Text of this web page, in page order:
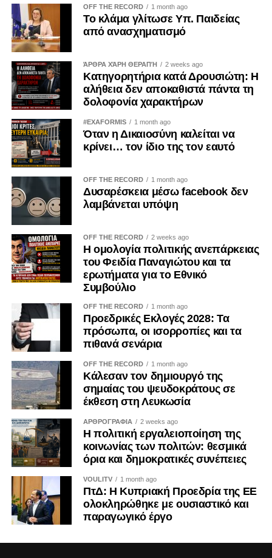
OFF THE RECORD 1 month ago
Το κλάμα γλίτωσε Υπ. Παιδείας
από ανασχηματισμό
ΆΡΘΡΑ ΧΆΡΗ ΘΕΡΑΠΉ 2 weeks ago
Κατηγορητήρια κατά Δρουσιώτη: Η
αλήθεια δεν αποκαθιστά πάντα τη
δολοφονία χαρακτήρων
#EXAFORMIS 1 month ago
Όταν η Δικαιοσύνη καλείται να
κρίνει… τον ίδιο της τον εαυτό
OFF THE RECORD 1 month ago
Δυσαρέσκεια μέσω facebook δεν
λαμβάνεται υπόψη
OFF THE RECORD 2 weeks ago
Η ομολογία πολιτικής ανεπάρκειας
του Φειδία Παναγιώτου και τα
ερωτήματα για το Εθνικό
Συμβούλιο
OFF THE RECORD 1 month ago
Προεδρικές Εκλογές 2028: Τα
πρόσωπα, οι ισορροπίες και τα
πιθανά σενάρια
OFF THE RECORD 1 month ago
Κάλεσαν τον δημιουργό της
σημαίας του ψευδοκράτους σε
έκθεση στη Λευκωσία
ΑΡΘΡΟΓΡΑΦΙΑ 2 weeks ago
Η πολιτική εργαλειοποίηση της
κοινωνίας των πολιτών: θεσμικά
όρια και δημοκρατικές συνέπειες
VOULITV 1 month ago
ΠτΔ: Η Κυπριακή Προεδρία της ΕΕ
ολοκληρώθηκε με ουσιαστικό και
παραγωγικό έργο